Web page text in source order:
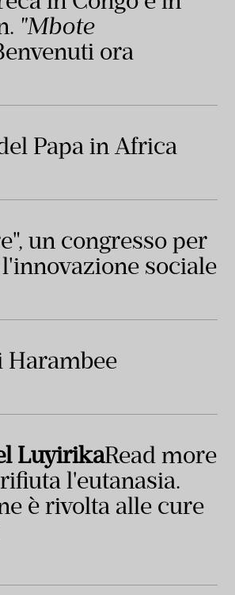
"Mbote
ora
Papa in Africa
un congresso per
sociale
LuyirikaRead more
l'eutanasia.
è rivolta alle cure